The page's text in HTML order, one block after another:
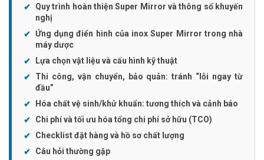
Quy trình hoàn thiện Super Mirror và thông số khuyến
nghị
Ứng dụng điển hình của inox Super Mirror trong nhà
máy dược
Lựa chọn vật liệu và cấu hình kỹ thuật
Thi công, vận chuyển, bảo quản: tránh “lỗi ngay từ
đầu”
Hóa chất vệ sinh/khử khuẩn: tương thích và cảnh báo
Chi phí và tối ưu hóa tổng chi phí sở hữu (TCO)
Checklist đặt hàng và hồ sơ chất lượng
Câu hỏi thường gặp